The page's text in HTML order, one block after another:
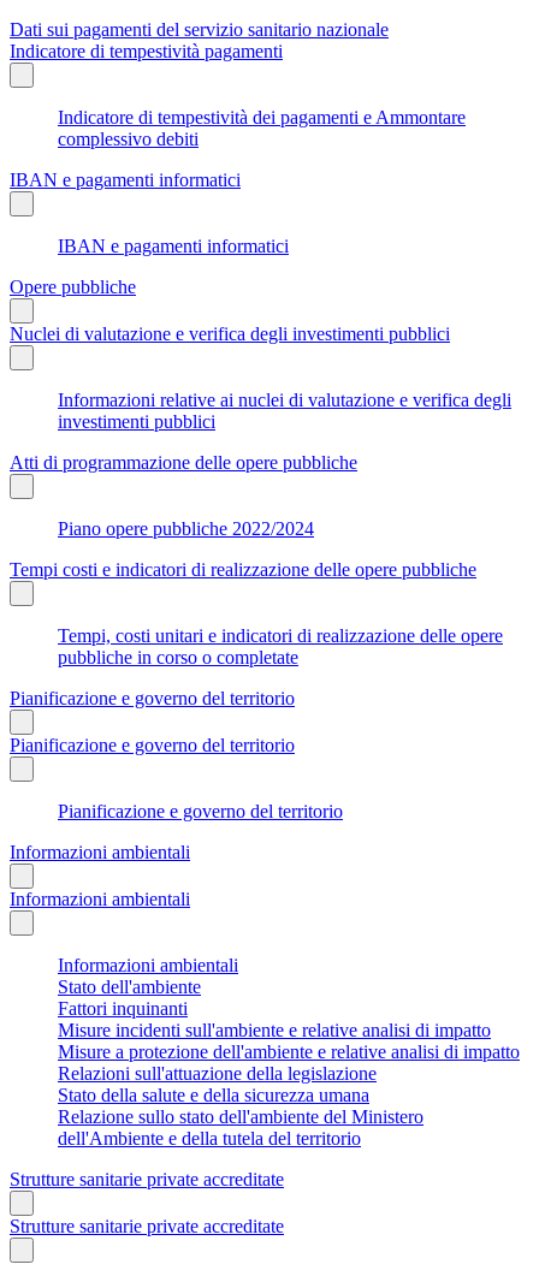
Dati sui pagamenti del servizio sanitario nazionale
Indicatore di tempestività pagamenti
Indicatore di tempestività dei pagamenti e Ammontare
complessivo debiti
IBAN e pagamenti informatici
IBAN e pagamenti informatici
Opere pubbliche
Nuclei di valutazione e verifica degli investimenti pubblici
Informazioni relative ai nuclei di valutazione e verifica degli
investimenti pubblici
Atti di programmazione delle opere pubbliche
Piano opere pubbliche 2022/2024
Tempi costi e indicatori di realizzazione delle opere pubbliche
Tempi, costi unitari e indicatori di realizzazione delle opere
pubbliche in corso o completate
Pianificazione e governo del territorio
Pianificazione e governo del territorio
Pianificazione e governo del territorio
Informazioni ambientali
Informazioni ambientali
Informazioni ambientali
Stato dell'ambiente
Fattori inquinanti
Misure incidenti sull'ambiente e relative analisi di impatto
Misure a protezione dell'ambiente e relative analisi di impatto
Relazioni sull'attuazione della legislazione
Stato della salute e della sicurezza umana
Relazione sullo stato dell'ambiente del Ministero
dell'Ambiente e della tutela del territorio
Strutture sanitarie private accreditate
Strutture sanitarie private accreditate